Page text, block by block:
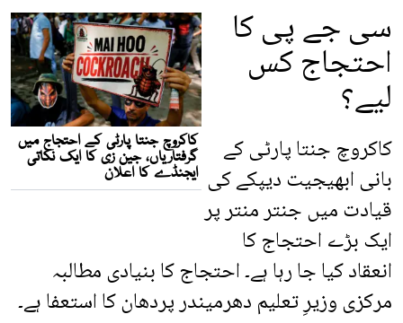
سی جے پی کا
احتجاج کس
لیے؟
کاکروچ جنتا پارٹی کے
بانی ابھیجیت دیپکے کی
قیادت میں جنتر منتر پر
ایک بڑے احتجاج کا
انعقاد کیا جا رہا ہے۔ احتجاج کا بنیادی مطالبہ
مرکزی وزیرِ تعلیم دھرمیندر پردھان کا استعفا ہے۔